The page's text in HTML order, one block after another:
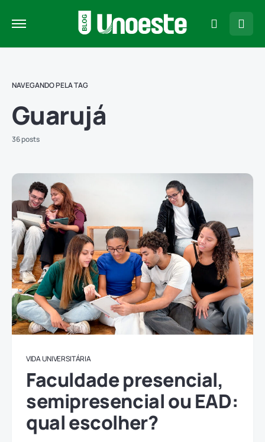
NAVEGANDO PELA TAG
Guarujá
36 posts
VIDA UNIVERSITÁRIA
Faculdade presencial,
semipresencial ou EAD:
qual escolher?